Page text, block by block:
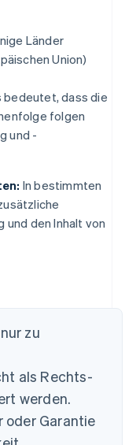
Länder
Union)
bedeutet, dass die
folgen
und -
In bestimmten
und den Inhalt von
zu
als Rechts-
werden.
oder Garantie